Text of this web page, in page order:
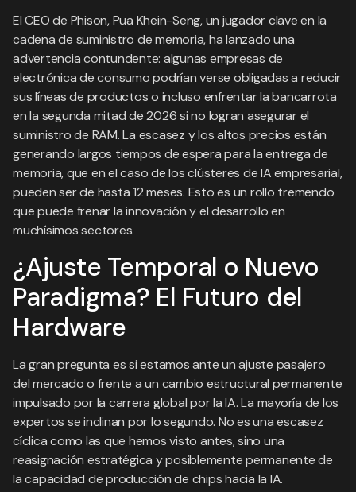
El CEO de Phison, Pua Khein-Seng, un jugador clave en la
cadena de suministro de memoria, ha lanzado una
advertencia contundente: algunas empresas de
electrónica de consumo podrían verse obligadas a reducir
sus líneas de productos o incluso enfrentar la bancarrota
en la segunda mitad de 2026 si no logran asegurar el
suministro de RAM. La escasez y los altos precios están
generando largos tiempos de espera para la entrega de
memoria, que en el caso de los clústeres de IA empresarial,
pueden ser de hasta 12 meses. Esto es un rollo tremendo
que puede frenar la innovación y el desarrollo en
muchísimos sectores.
¿Ajuste Temporal o Nuevo
Paradigma? El Futuro del
Hardware
La gran pregunta es si estamos ante un ajuste pasajero
del mercado o frente a un cambio estructural permanente
impulsado por la carrera global por la IA. La mayoría de los
expertos se inclinan por lo segundo. No es una escasez
cíclica como las que hemos visto antes, sino una
reasignación estratégica y posiblemente permanente de
la capacidad de producción de chips hacia la IA.